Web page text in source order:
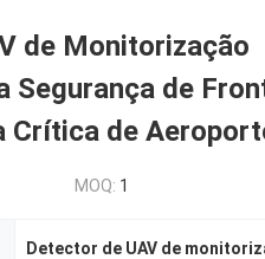
de Monitorização
Segurança de
Crítica de
MOQ: 1
Detector de UAV de